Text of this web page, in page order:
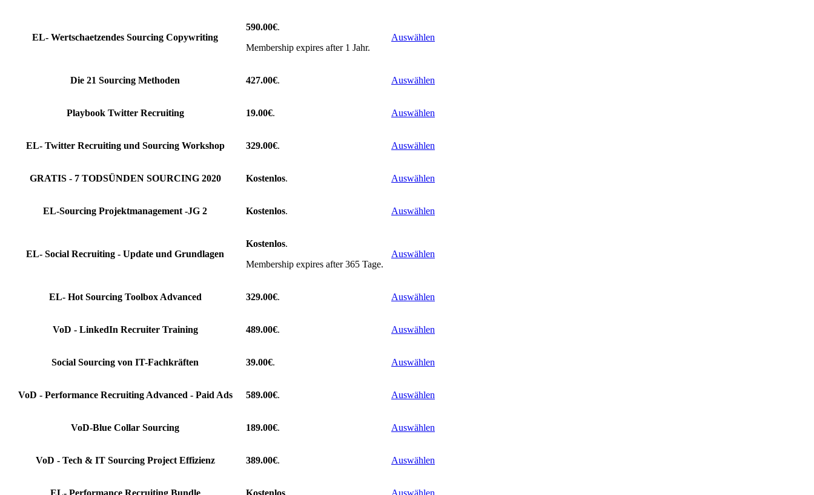
EL- Wertschaetzendes Sourcing Copywriting
590.00€.
Membership expires after 1 Jahr.
Auswählen
Die 21 Sourcing Methoden 427.00€. Auswählen
Playbook Twitter Recruiting 19.00€. Auswählen
EL- Twitter Recruiting und Sourcing Workshop 329.00€. Auswählen
GRATIS - 7 TODSÜNDEN SOURCING 2020 Kostenlos. Auswählen
EL-Sourcing Projektmanagement -JG 2 Kostenlos. Auswählen
EL- Social Recruiting - Update und Grundlagen
Kostenlos.
Membership expires after 365 Tage.
Auswählen
EL- Hot Sourcing Toolbox Advanced 329.00€. Auswählen
VoD - LinkedIn Recruiter Training 489.00€. Auswählen
Social Sourcing von IT-Fachkräften 39.00€. Auswählen
VoD - Performance Recruiting Advanced - Paid Ads 589.00€. Auswählen
VoD-Blue Collar Sourcing 189.00€. Auswählen
VoD - Tech & IT Sourcing Project Effizienz 389.00€. Auswählen
EL- Performance Recruiting Bundle Kostenlos Auswählen